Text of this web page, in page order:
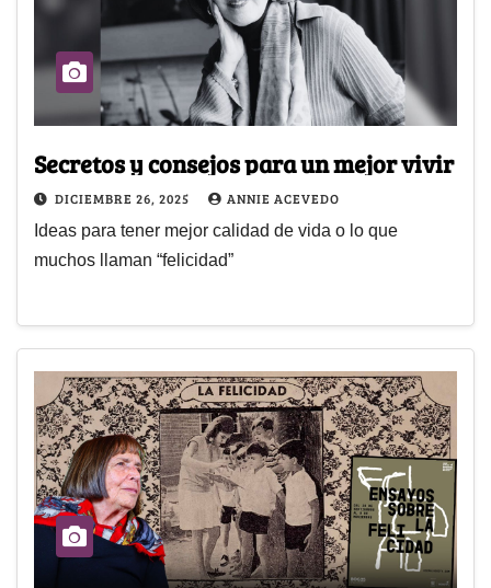
Secretos y consejos para un mejor vivir
DICIEMBRE 26, 2025 ANNIE ACEVEDO
Ideas para tener mejor calidad de vida o lo que
muchos llaman “felicidad”